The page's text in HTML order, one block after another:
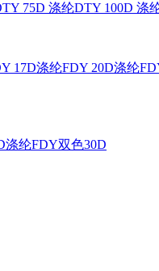
75D 涤纶DTY 100D 涤
17D涤纶FDY 20D涤纶
涤纶FDY双色30D